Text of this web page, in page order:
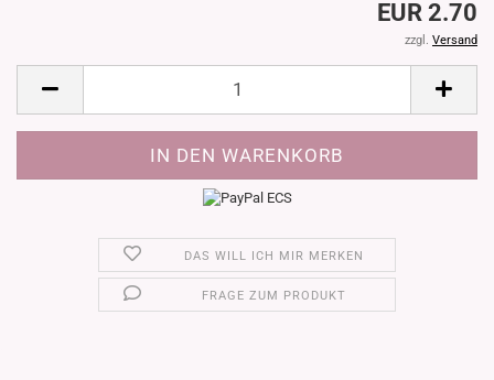
EUR 2.70
zzgl. Versand
DAS WILL ICH MIR MERKEN
FRAGE ZUM PRODUKT